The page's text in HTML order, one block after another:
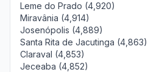
Leme do Prado (4,920)
Miravânia (4,914)
Josenópolis (4,889)
Santa Rita de Jacutinga (4,863)
Claraval (4,853)
Jeceaba (4,852)